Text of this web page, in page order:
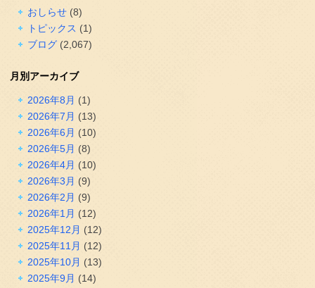
おしらせ(8)
トピックス (1)
ブログ(2,067)
月別アーカイブ
2026年8月 (1)
2026年7月 (13)
2026年6月 (10)
2026年5月 (8)
2026年4月 (10)
2026年3月 (9)
2026年2月 (9)
2026年1月 (12)
2025年12月 (12)
2025年11月 (12)
2025年10月 (13)
2025年9月 (14)